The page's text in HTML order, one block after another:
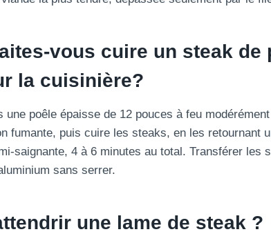
vous cuire un steak de
la cuisinière?
une poêle épaisse de 12 pouces à feu modérément
fumante, puis cuire les steaks, en les retournant
saignante, 4 à 6 minutes au total. Transférer les
sans serrer.
une lame de steak ?